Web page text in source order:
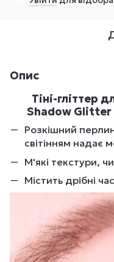
Опис
Тіні-гліттер
Shadow Glitter
Розкішний
світінням надає
М'які текстури,
Містить дрібні